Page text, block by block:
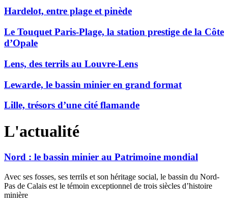
Hardelot, entre plage et pinède
Le Touquet Paris-Plage, la station prestige de la Côte
d’Opale
Lens, des terrils au Louvre-Lens
Lewarde, le bassin minier en grand format
Lille, trésors d’une cité flamande
L'actualité
Nord : le bassin minier au Patrimoine mondial
Avec ses fosses, ses terrils et son héritage social, le bassin du Nord-
Pas de Calais est le témoin exceptionnel de trois siècles d’histoire
minière